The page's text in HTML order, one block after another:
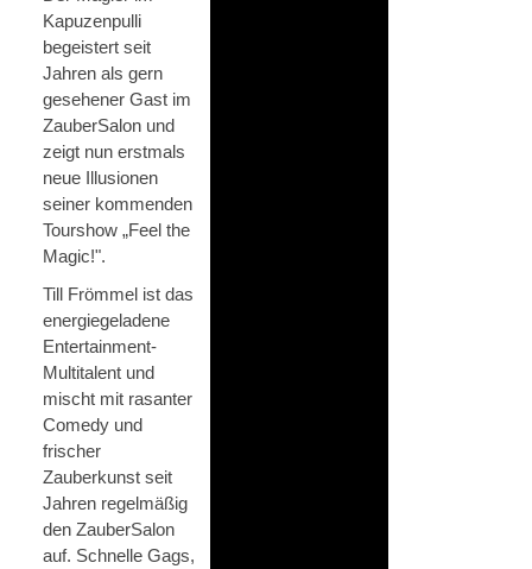
Kapuzenpulli
begeistert seit
Jahren als gern
gesehener Gast im
ZauberSalon und
zeigt nun erstmals
neue Illusionen
seiner kommenden
Tourshow „Feel the
Magic!".
Till Frömmel ist das
energiegeladene
Entertainment-
Multitalent und
mischt mit rasanter
Comedy und
frischer
Zauberkunst seit
Jahren regelmäßig
den ZauberSalon
auf. Schnelle Gags,